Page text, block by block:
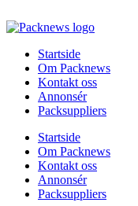
to
Startside
Om Packnews
Kontakt oss
Annonsér
Packsuppliers
Startside
Om Packnews
Kontakt oss
Annonsér
Packsuppliers